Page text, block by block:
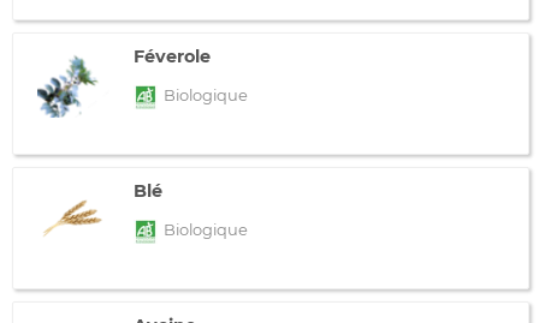
Féverole
Biologique
Blé
Biologique